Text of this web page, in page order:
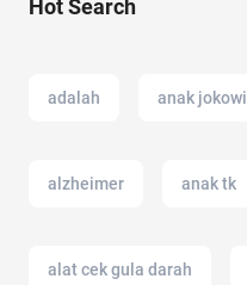
Hot Search
adalah anak jokowi
alzheimer anak tk
alat cek gula darah